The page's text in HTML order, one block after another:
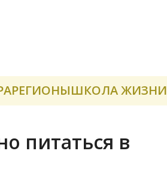
РЕГИОНЫШКОЛА ЖИЗНИ
питаться в